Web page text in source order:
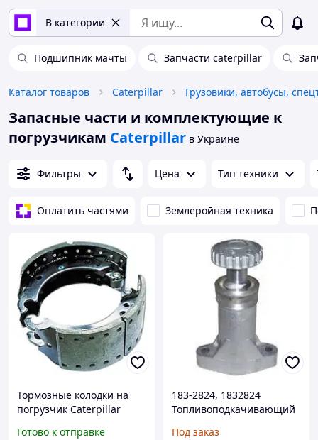
В категории
Подшипник мачты Запчасти caterpillar
Каталог товаров Caterpillar Грузовики, автобусы,
Запасные части и комплектующие к
погрузчикам Caterpillar в Украине
Фильтры Цена Тип техники
Оплатить частями Землеройная техника
Тормозные колодки на
погрузчик Caterpillar
Готово к отправке
183-2824, 1832824
Топливоподкачивающий
Под заказ